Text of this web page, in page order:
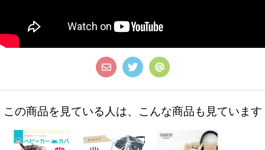
この商品を見ている人は、こんな商品も見ています